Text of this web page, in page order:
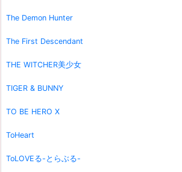
The Demon Hunter
The First Descendant
THE WITCHER美少女
TIGER & BUNNY
TO BE HERO X
ToHeart
ToLOVEる-とらぶる-